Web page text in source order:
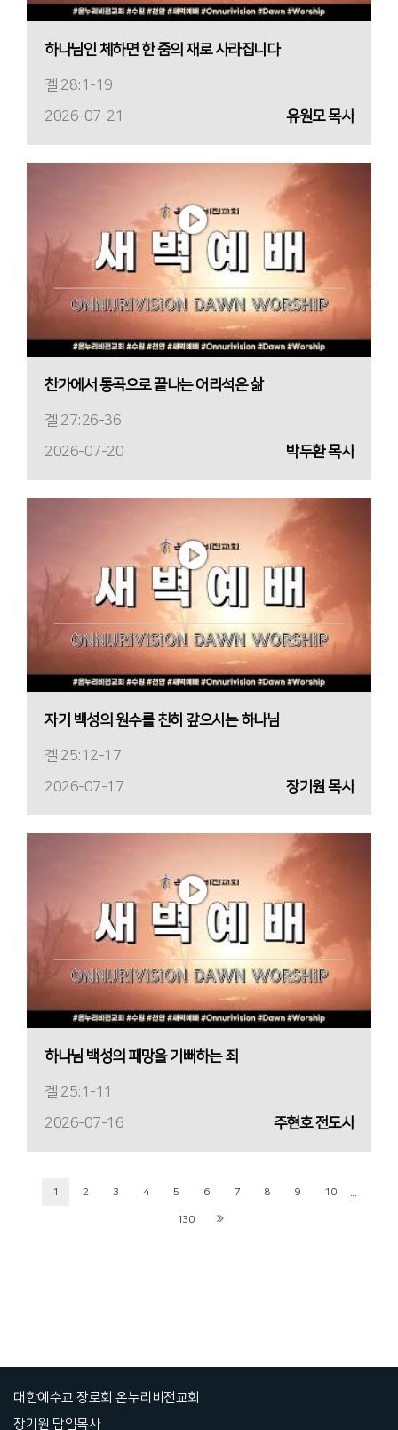
하나님인 체하면 한 줌의 재로 사라집니다
겔 28:1-19
2026-07-21
유원모 목사
찬가에서 통곡으로 끝나는 어리석은 삶
겔 27:26-36
2026-07-20
박두환 목사
자기 백성의 원수를 친히 갚으시는 하나님
겔 25:12-17
2026-07-17
장기원 목사
하나님 백성의 패망을 기뻐하는 죄
겔 25:1-11
2026-07-16
주현호 전도사
1 2 3 4 5 6 7 8 9 10
130
대한예수교 장로회 온누리비전교회
장기원 담임목사